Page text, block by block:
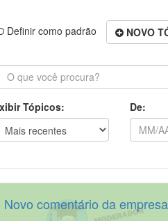
Definir como padrão NOVO
Tópicos: De:
Novo comentário da empresa